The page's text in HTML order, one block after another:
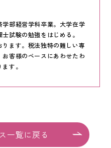
CO.,LTD.
部経営学科卒業。大学在学
試験の勉強をはじめる。
ます。税法独特の難しい専
客様のペースにあわせたわ
す。
一覧に戻る